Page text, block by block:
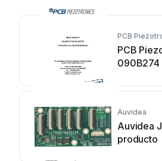
PCB
PCB
090B274
Auvidea
Auvidea
producto